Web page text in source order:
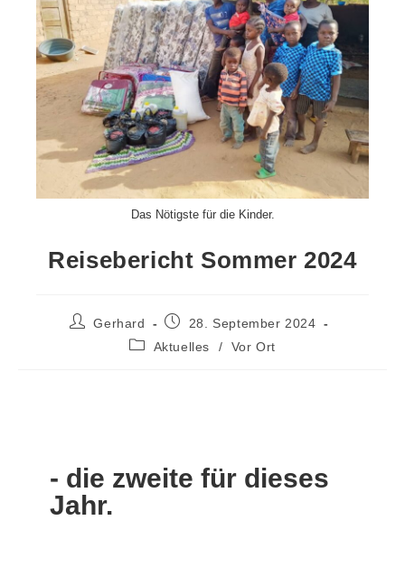
Das Nötigste für die Kinder.
Reisebericht Sommer 2024
Gerhard
28. September 2024
Aktuelles
/ Vor Ort
- die zweite für dieses
Jahr.